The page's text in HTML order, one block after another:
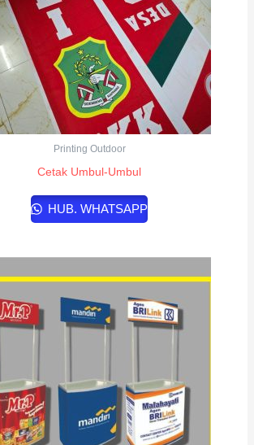
Printing Outdoor
Cetak Umbul-Umbul
HUB. WHATSAPP